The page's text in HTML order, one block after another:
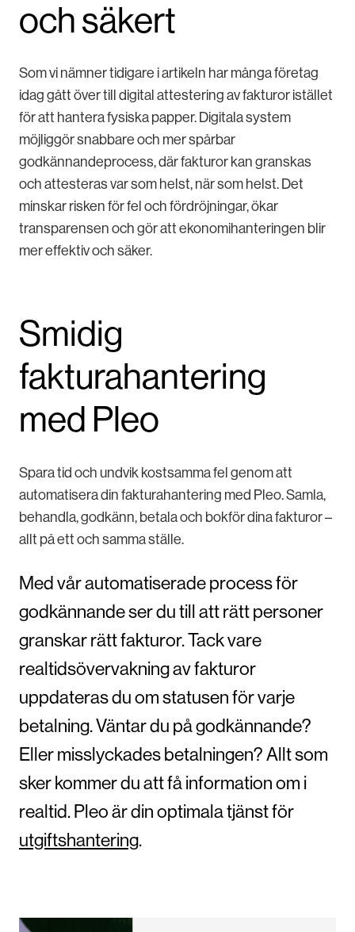
och säkert
Som vi nämner tidigare i artikeln har många företag
idag gått över till digital attestering av fakturor istället
för att hantera fysiska papper. Digitala system
möjliggör snabbare och mer spårbar
godkännandeprocess, där fakturor kan granskas
och attesteras var som helst, när som helst. Det
minskar risken för fel och fördröjningar, ökar
transparensen och gör att ekonomihanteringen blir
mer effektiv och säker.
Smidig
fakturahantering
med Pleo
Spara tid och undvik kostsamma fel genom att
automatisera din fakturahantering med Pleo. Samla,
behandla, godkänn, betala och bokför dina fakturor –
allt på ett och samma ställe.
Med vår automatiserade process för
godkännande ser du till att rätt personer
granskar rätt fakturor. Tack vare
realtidsövervakning av fakturor
uppdateras du om statusen för varje
betalning. Väntar du på godkännande?
Eller misslyckades betalningen? Allt som
sker kommer du att få information om i
realtid. Pleo är din optimala tjänst för
utgiftshantering.